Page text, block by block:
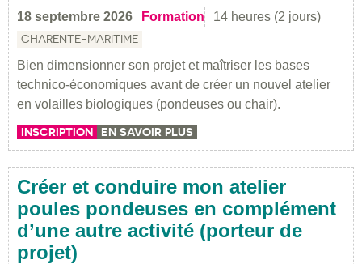
18 septembre 2026 Formation 14 heures (2 jours)
CHARENTE-MARITIME
Bien dimensionner son projet et maîtriser les bases
technico-économiques avant de créer un nouvel atelier
en volailles biologiques (pondeuses ou chair).
INSCRIPTION EN SAVOIR PLUS
Créer et conduire mon atelier
poules pondeuses en complément
d’une autre activité (porteur de
projet)